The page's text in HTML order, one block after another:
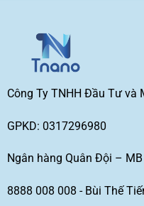
Công Ty TNHH Đầu Tư và
GPKD: 0317296980
Ngân hàng Quân Đội –
8888 008 008 - Bùi Thế